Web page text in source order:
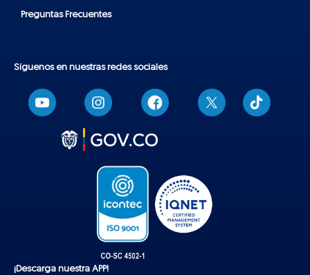
Preguntas Frecuentes
Síguenos en nuestras redes sociales
T
i
k
¡Descarga nuestra APP!